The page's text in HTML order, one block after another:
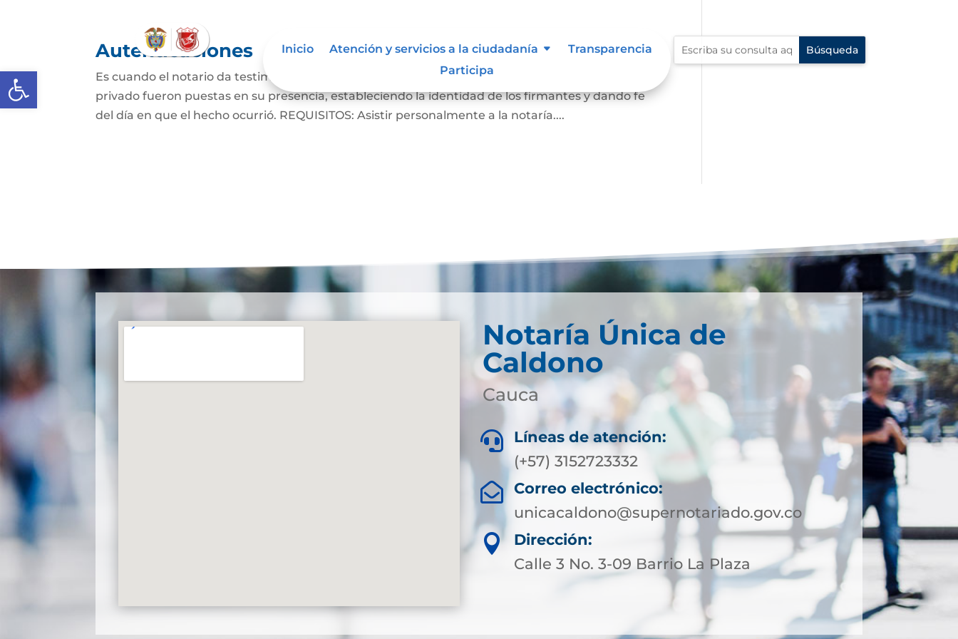
Abrir barra de herramientas
Inicio Atención y servicios a la ciudadanía
Transparencia
Participa
Autenticaciones
Es cuando el notario da testimonio escrito de que las firmas que aparecen en un documento
privado fueron puestas en su presencia, estableciendo la identidad de los firmantes y dando fe
del día en que el hecho ocurrió. REQUISITOS: Asistir personalmente a la notaría....
Notaría Única de
Caldono
Cauca

Líneas de atención:
(+57) 3152723332

Correo electrónico:
unicacaldono@supernotariado.gov.co

Dirección:
Calle 3 No. 3-09 Barrio La Plaza